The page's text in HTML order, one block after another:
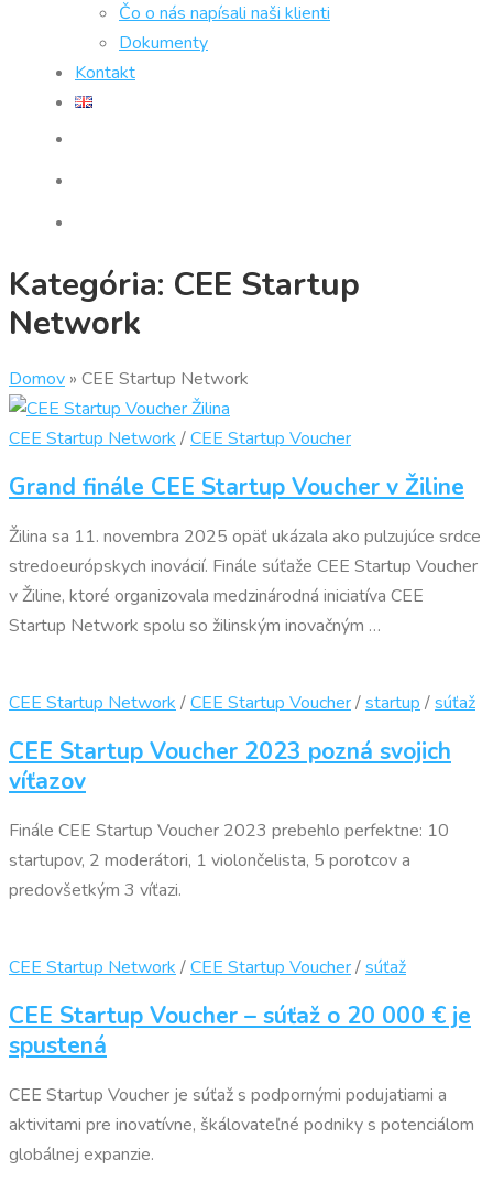
Čo o nás napísali naši klienti
Dokumenty
Kontakt
Kategória: CEE Startup
Network
Domov » CEE Startup Network
CEE Startup Network /CEE Startup Voucher
Grand finále CEE Startup Voucher v Žiline
Žilina sa 11. novembra 2025 opäť ukázala ako pulzujúce srdce
stredoeurópskych inovácií. Finále súťaže CEE Startup Voucher
v Žiline, ktoré organizovala medzinárodná iniciatíva CEE
Startup Network spolu so žilinským inovačným …
CEE Startup Network /CEE Startup Voucher/startup /súťaž
CEE Startup Voucher 2023 pozná svojich
víťazov
Finále CEE Startup Voucher 2023 prebehlo perfektne: 10
startupov, 2 moderátori, 1 violončelista, 5 porotcov a
predovšetkým 3 víťazi.
CEE Startup Network /CEE Startup Voucher/súťaž
CEE Startup Voucher – súťaž o 20 000 € je
spustená
CEE Startup Voucher je súťaž s podpornými podujatiami a
aktivitami pre inovatívne, škálovateľné podniky s potenciálom
globálnej expanzie.